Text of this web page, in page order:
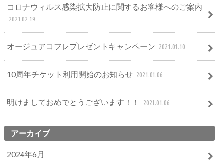
コロナウィルス感染拡大防止に関するお客様へのご案内
2021.02.19
オージュアコフレプレゼントキャンペーン 2021.01.10
10周年チケット利用開始のお知らせ 2021.01.06
明けましておめでとうございます！！ 2021.01.06
アーカイブ
2024年6月